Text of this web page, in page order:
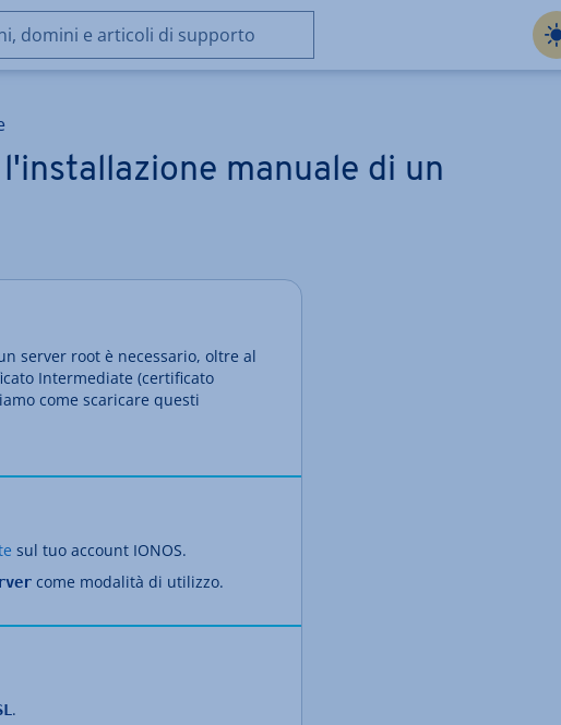
Cerca
funzioni,
supporto
manuale di un
server root è necessario, oltre al
Intermediate (certificato
come scaricare questi
sul tuo account IONOS.
come modalità di utilizzo.
.